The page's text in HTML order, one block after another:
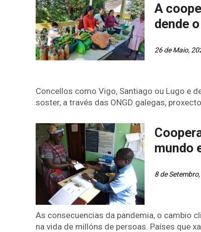
A
dende
26 de Maio,
Concellos como Vigo, Santiago ou Lugo e
soster, a través das ONGD galegas,
mundo
8 de
As consecuencias da pandemia, o cambio
na vida de millóns de persoas. Países que